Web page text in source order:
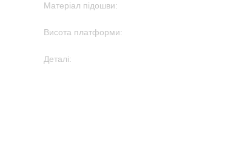
Матеріал підошви:
Висота платформи:
Деталі: